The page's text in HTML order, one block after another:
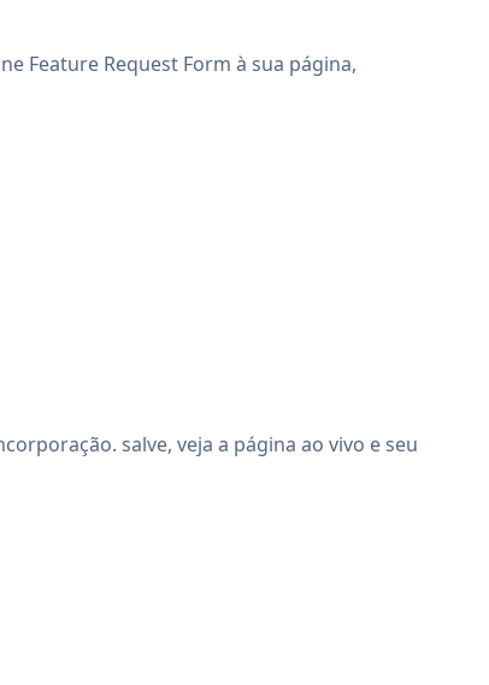
Feature Request Form à sua página,
salve, veja a página ao vivo e seu